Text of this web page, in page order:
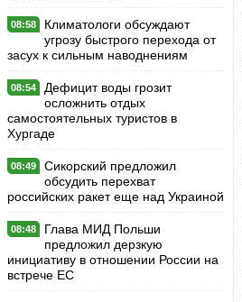
08:58
Климатологи обсуждают
угрозу быстрого перехода от
засух к сильным наводнениям
08:54
Дефицит воды грозит
осложнить отдых
самостоятельных туристов в
Хургаде
08:49
Сикорский предложил
обсудить перехват
российских ракет еще над Украиной
08:48
Глава МИД Польши
предложил дерзкую
инициативу в отношении России на
встрече ЕС